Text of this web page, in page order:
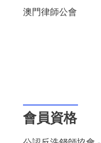
澳門律師公會
會員資格